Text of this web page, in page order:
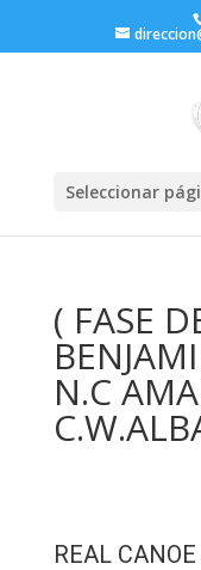
Seleccionar
( FASE
N.C
REAL